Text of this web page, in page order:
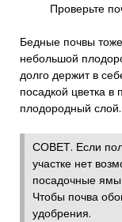
Проверьте
Бедные почвы
небольшой
долго держит в
посадкой цветка
плодородный слой.
СОВЕТ. Если
участке нет
посадочные ямы
Чтобы почва
удобрения.